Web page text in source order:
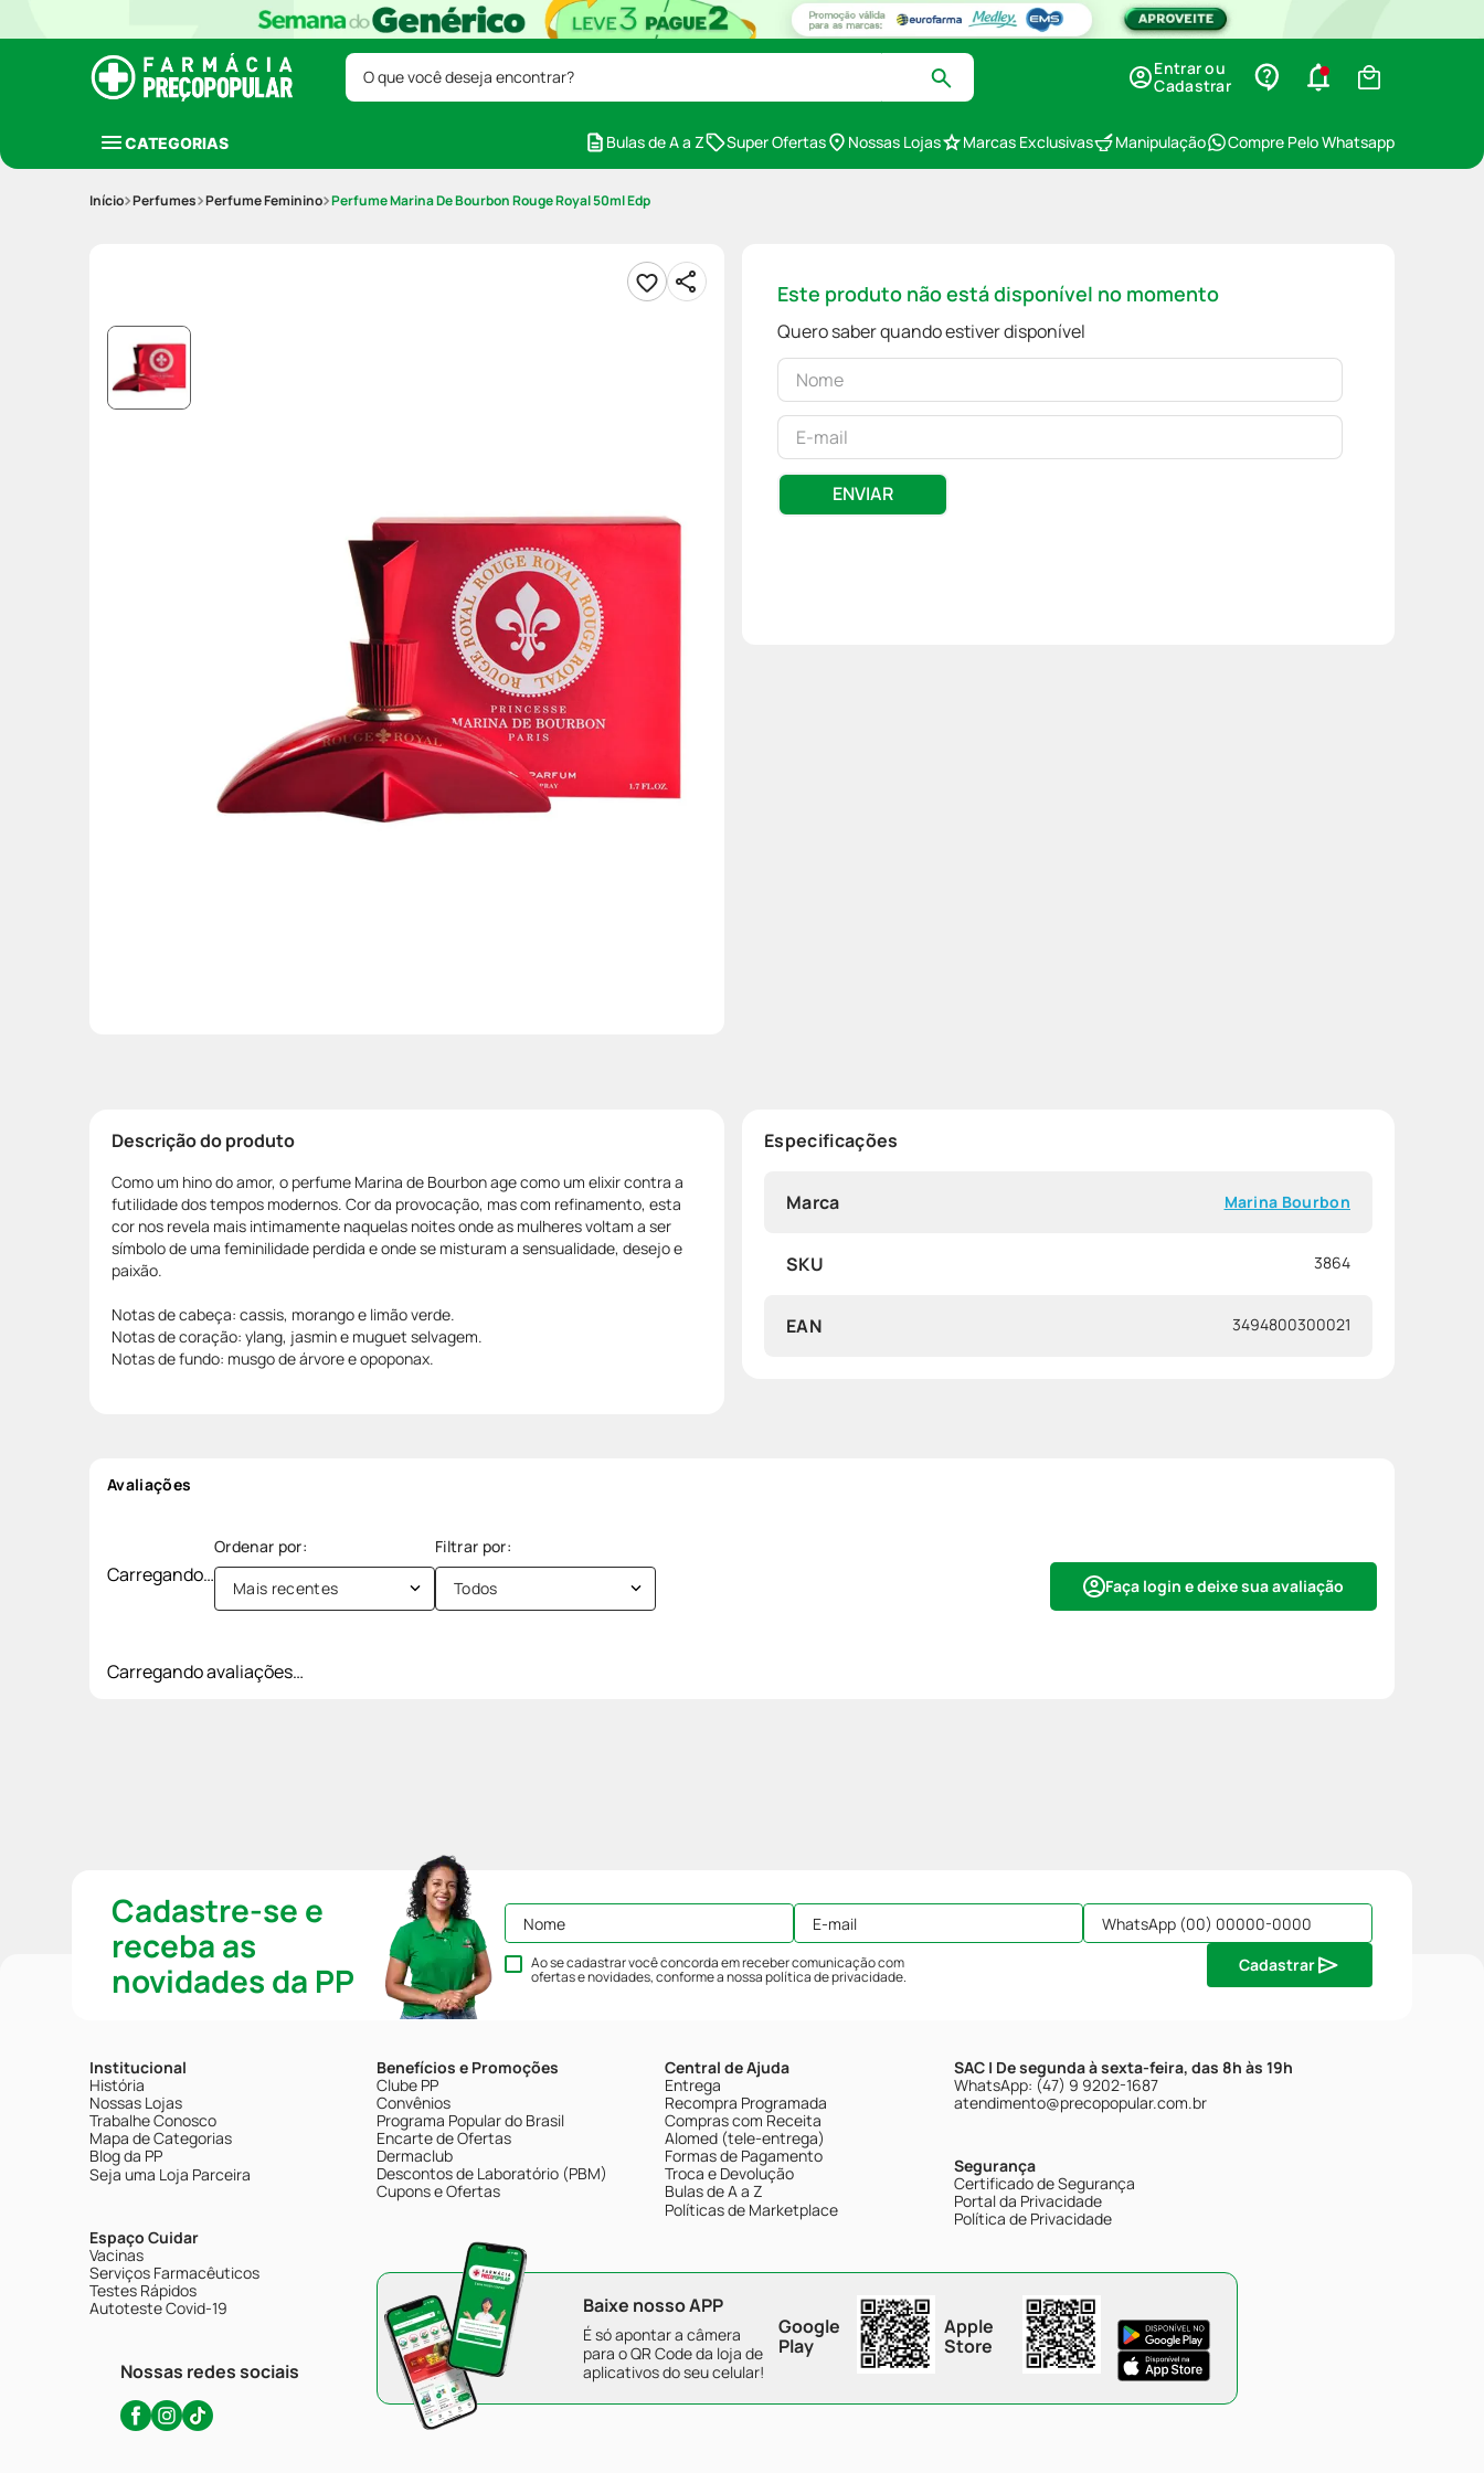
O que você deseja encontrar?
Entrar ou
Cadastrar
CATEGORIAS Bulas de A a Z Super Ofertas Nossas Lojas Marcas Exclusivas Manipulação Compre Pelo Whatsapp
Perfumes Perfume Feminino Perfume Marina De Bourbon Rouge Royal 50ml Edp
Este produto não está disponível no momento
Quero saber quando estiver disponível
ENVIAR
Descrição do produto
Como um hino do amor, o perfume Marina de Bourbon age como um elixir contra a
futilidade dos tempos modernos. Cor da provocação, mas com refinamento, esta
cor nos revela mais intimamente naquelas noites onde as mulheres voltam a ser
símbolo de uma feminilidade perdida e onde se misturam a sensualidade, desejo e
paixão.
Notas de cabeça: cassis, morango e limão verde.
Notas de coração: ylang, jasmin e muguet selvagem.
Notas de fundo: musgo de árvore e opoponax.
Especificações
Marca Marina Bourbon
SKU 3864
EAN 3494800300021
Avaliações
Carregando… Faça login e deixe sua avaliação
Mais recentes Todos
Carregando avaliações…
Cadastre-se e
receba as
novidades da PP
Ao se cadastrar você concorda em receber comunicação com
ofertas e novidades, conforme a nossapolítica de privacidade.
Cadastrar
Institucional
História
Nossas Lojas
Trabalhe Conosco
Mapa de Categorias
Blog da PP
Seja uma Loja Parceira
Espaço Cuidar
Vacinas
Serviços Farmacêuticos
Testes Rápidos
Autoteste Covid-19
Nossas redes sociais
Benefícios e Promoções
Clube PP
Convênios
Programa Popular do Brasil
Encarte de Ofertas
Dermaclub
Descontos de Laboratório (PBM)
Cupons e Ofertas
Central de Ajuda
Entrega
Recompra Programada
Compras com Receita
Alomed (tele-entrega)
Formas de Pagamento
Troca e Devolução
Bulas de A a Z
Políticas de Marketplace
SAC | De segunda à sexta-feira, das 8h às 19h
WhatsApp: (47) 9 9202-1687
atendimento@precopopular.com.br
Segurança
Certificado de Segurança
Portal da Privacidade
Política de Privacidade
Baixe nosso APP
É só apontar a câmera
para o QR Code da loja de
aplicativos do seu celular!
Google
Play
Apple
Store